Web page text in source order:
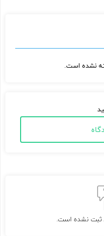
نشده است.
نشده است.